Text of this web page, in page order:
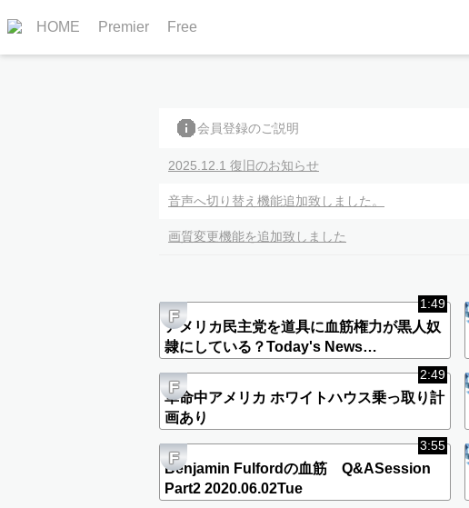
HOME Premier Free
会員登録のご説明
2025.12.1 復旧のお知らせ
音声へ切り替え機能追加致しました。
画質変更機能を追加致しました
F
1:49
アメリカ民主党を道具に血筋権力が黒人奴
隷にしている？Today's News
F
2:49
革命中アメリカ ホワイトハウス乗っ取り計
画あり
F
3:55
Benjamin Fulfordの血筋 Q&ASession
Part2 2020.06.02Tue